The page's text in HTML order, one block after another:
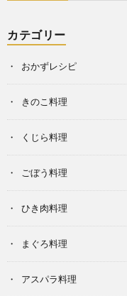
カテゴリー
おかずレシピ
きのこ料理
くじら料理
ごぼう料理
ひき肉料理
まぐろ料理
アスパラ料理